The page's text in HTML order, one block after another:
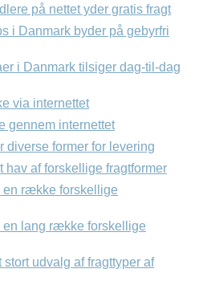
på nettet yder gratis fragt
i Danmark byder på gebyrfri
i Danmark tilsiger dag-til-dag
via internettet
gennem internettet
diverse former for levering
hav af forskellige fragtformer
en række forskellige
en lang række forskellige
stort udvalg af fragttyper af